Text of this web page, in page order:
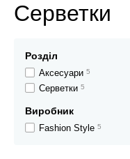
Серветки
Розділ
Аксесуари 5
Серветки 5
Виробник
Fashion Style 5